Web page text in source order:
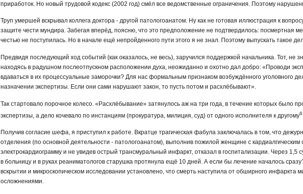
приработок. Но новый трудовой кодекс (2002 год) смёл все ведомственные ограничения. Поэтому
Труп умершей вскрывал коллега доктора - другой патологоанатом. Ну как не готовая иллюстрация к
защите чести мундира. Забегая вперёд, поясню, что это предположение не подтвердилось: посмертная
честью не поступилась. Но в начале ещё непройденного пути этого я не знал. Поэтому выпускать такое
Предвидя последующий ход событий (как оказалось, не весь), заручился поддержкой начальника. Тот, не
находясь в радушном послеотпускном расположении духа, неожиданно и охотно дал добро: «Проводи
вдаваться в их процессуальные заморочки? Для нас формальным признаком возбуждённого уголовного
назначении экспертизы. Если они сами нарушают закон, то пусть потом и расхлёбывают».
Так стартовало порочное колесо. «Расхлёбывание» затянулось аж на три года, в течение которых было
экспертизы, а дело кочевало по инстанциям (прокуратура, милиция, суд) от одного исполнителя к другому6
Получив согласие шефа, я приступил к работе. Вкратце трагическая фабула заключалась в том, что
отделения (по основной деятельности - патологоанатом), выполнив пожилой женщине с кардиалгическим
электрокардиограмму и не увидев острый трансмуральный инфаркт, отказал в госпитализации. Через 1,5
в больницу и в руках реаниматологов старушка протянула ещё 10 дней. А если бы лечение началось
вскрытии и микроскопическом исследовании установлено, что смерть наступила от обширного инфаркта
осложнениями.